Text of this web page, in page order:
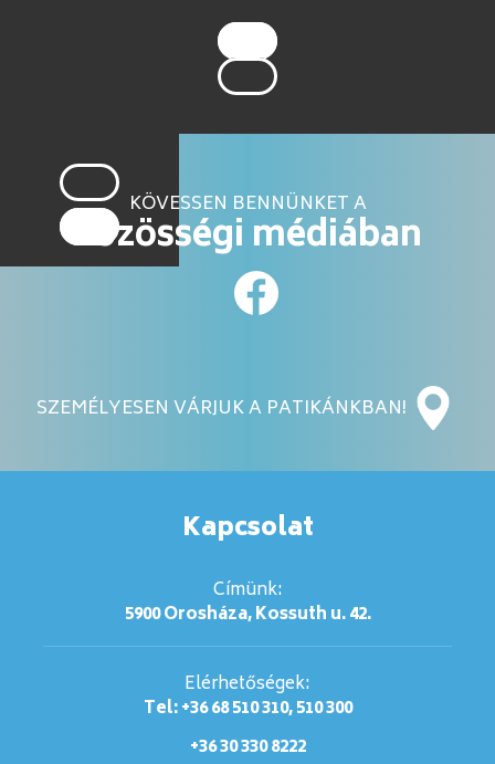
KÖVESSEN BENNÜNKET A
közösségi médiában
SZEMÉLYESEN VÁRJUK A PATIKÁNKBAN!
Kapcsolat
Címünk:
5900 Orosháza, Kossuth u. 42.
Elérhetőségek:
Tel: +36 68 510 310, 510 300
+36 30 330 8222